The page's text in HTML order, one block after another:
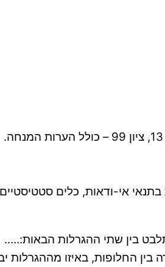
אי-ודאות, כלים סטטיסטיים
בין שתי ההגרלות הבאות:…..
החלופות, באיזו